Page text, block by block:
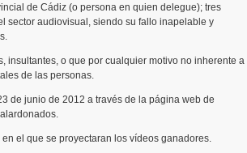
de Cádiz (o persona en quien delegue); tres
sector audiovisual, siendo su fallo inapelable y
insultantes, o que por cualquier motivo no inherente a
de las personas.
de junio de 2012 a través de la página web de
el que se proyectaran los vídeos ganadores.